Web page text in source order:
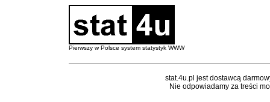
Pierwszy w Polsce system statystyk WWW
stat.4u.pl jest dostawcą
Nie odpowiadamy za treści